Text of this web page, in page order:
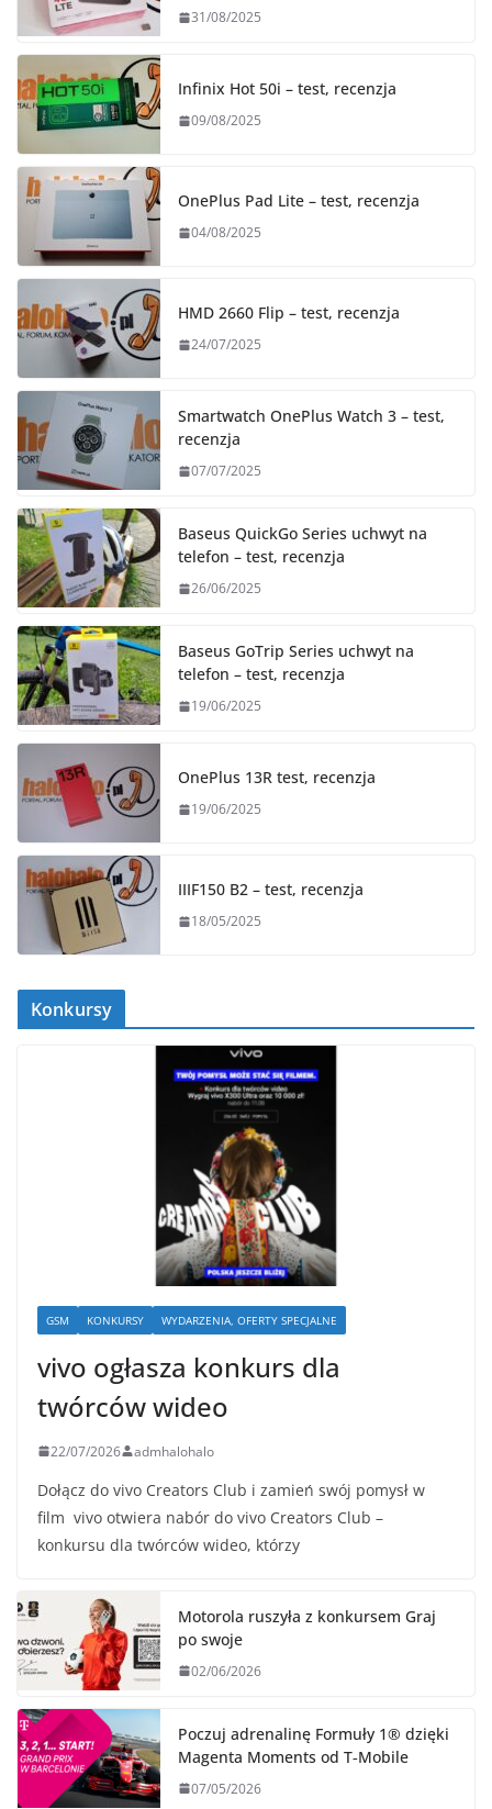
31/08/2025
Infinix Hot 50i – test, recenzja
09/08/2025
OnePlus Pad Lite – test, recenzja
04/08/2025
HMD 2660 Flip – test, recenzja
24/07/2025
Smartwatch OnePlus Watch 3 – test,
recenzja
07/07/2025
Baseus QuickGo Series uchwyt na
telefon – test, recenzja
26/06/2025
Baseus GoTrip Series uchwyt na
telefon – test, recenzja
19/06/2025
OnePlus 13R test, recenzja
19/06/2025
IIIF150 B2 – test, recenzja
18/05/2025
Konkursy
GSM KONKURSY WYDARZENIA, OFERTY SPECJALNE
vivo ogłasza konkurs dla
twórców wideo
22/07/2026 admhalohalo
Dołącz do vivo Creators Club i zamień swój pomysł w
film vivo otwiera nabór do vivo Creators Club –
konkursu dla twórców wideo, którzy
Motorola ruszyła z konkursem Graj
po swoje
02/06/2026
Poczuj adrenalinę Formuły 1® dzięki
Magenta Moments od T‑Mobile
07/05/2026